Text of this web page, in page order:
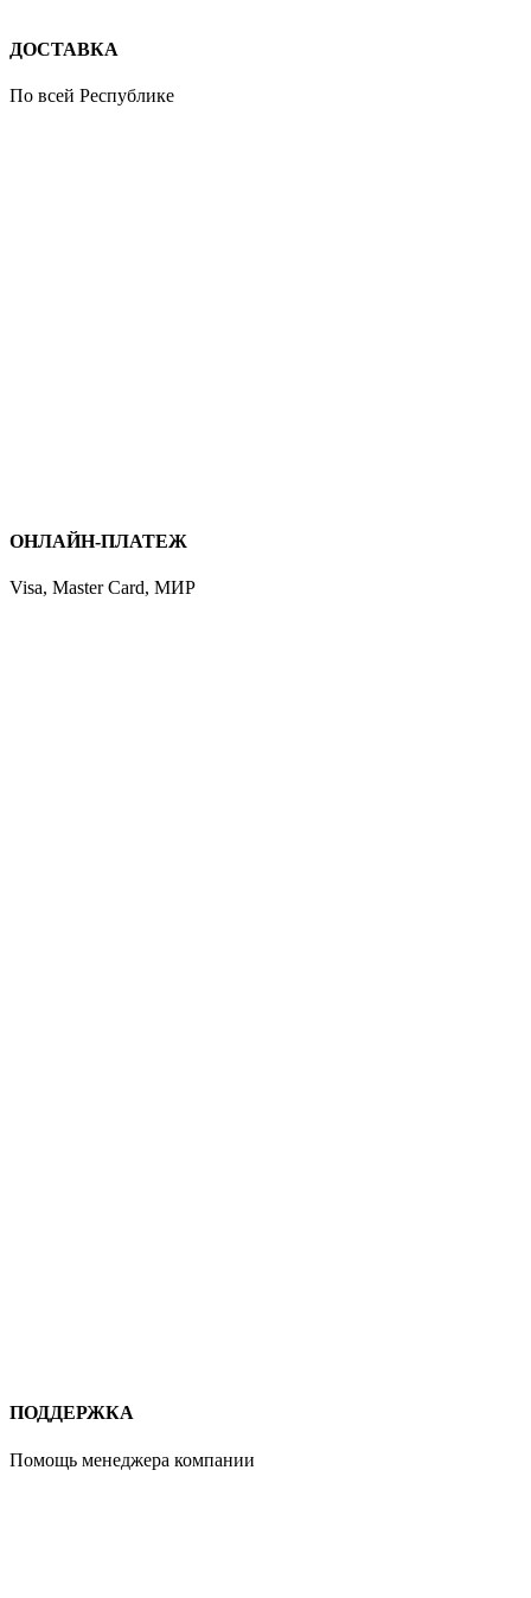
ДОСТАВКА
По всей Республике
ОНЛАЙН-ПЛАТЕЖ
Visa, Master Card, МИР
ПОДДЕРЖКА
Помощь менеджера компании